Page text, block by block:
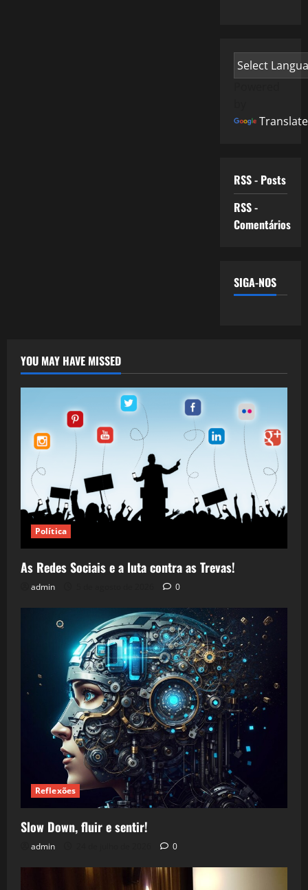
Translate
RSS - Posts
RSS -
Comentários
SIGA-NOS
YOU MAY HAVE MISSED
Política
As Redes Sociais e a luta contra as Trevas!
admin 0
Reflexões
Slow Down, fluir e sentir!
admin 0